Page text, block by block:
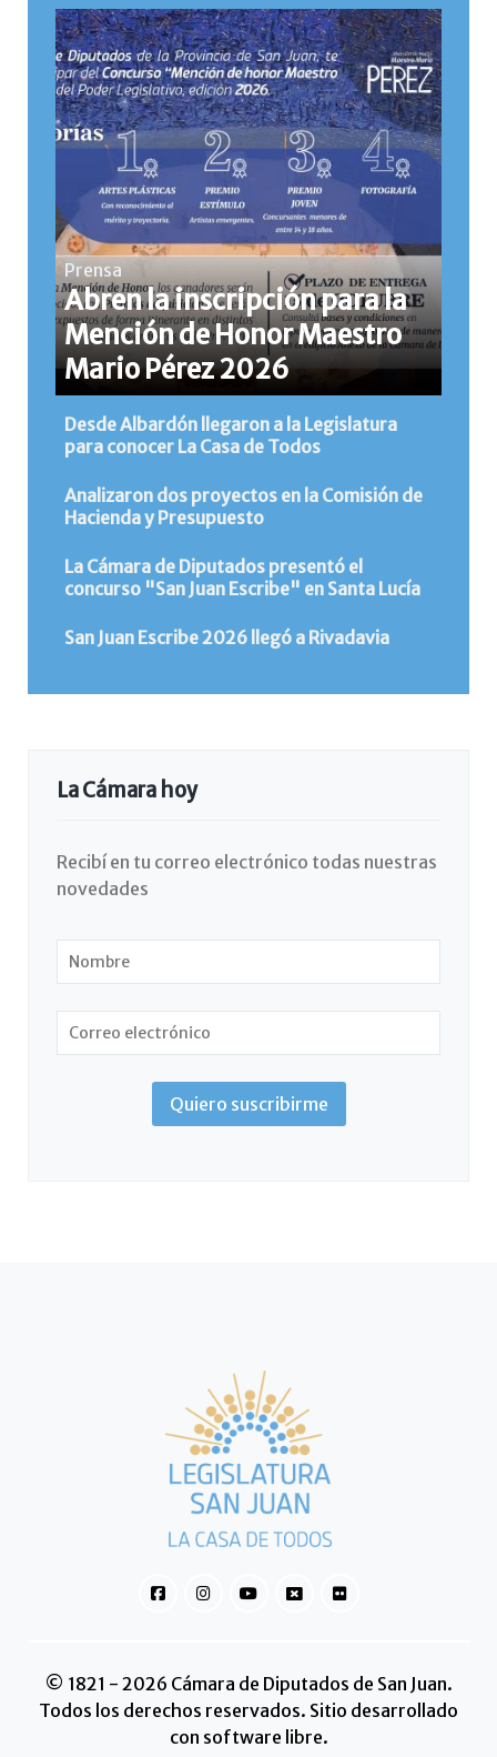
Prensa
Abren la inscripción para la
Mención de Honor Maestro
Mario Pérez 2026
Desde Albardón llegaron a la Legislatura
para conocer La Casa de Todos
Analizaron dos proyectos en la Comisión de
Hacienda y Presupuesto
La Cámara de Diputados presentó el
concurso "San Juan Escribe" en Santa Lucía
San Juan Escribe 2026 llegó a Rivadavia
La Cámara hoy
Recibí en tu correo electrónico todas nuestras
novedades
© 1821 - 2026 Cámara de Diputados de San Juan.
Todos los derechos reservados. Sitio desarrollado
con software libre.